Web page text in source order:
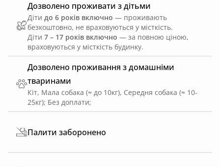
Дозволено проживання з домашніми
тваринами
Кіт, Мала собака (≈ до 10кг), Середня собака (≈ 10-
25кг); Без доплати;
Дозволено проживати з дітьми
Діти до 6 років включно — проживають
безкоштовно, не враховуються у місткість.
Діти 7 – 17 років включно — за повною ціною,
враховуються у місткість будинку.
Палити заборонено